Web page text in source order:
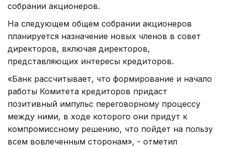
собрании акционеров.
На следующем общем собрании акционеров
планируется назначение новых членов в совет
директоров, включая директоров,
представляющих интересы кредиторов.
«Банк рассчитывает, что формирование и начало
работы Комитета кредиторов придаст
позитивный импульс переговорному процессу
между ними, в ходе которого они придут к
компромиссному решению, что пойдет на пользу
всем вовлеченным сторонам», - отметил